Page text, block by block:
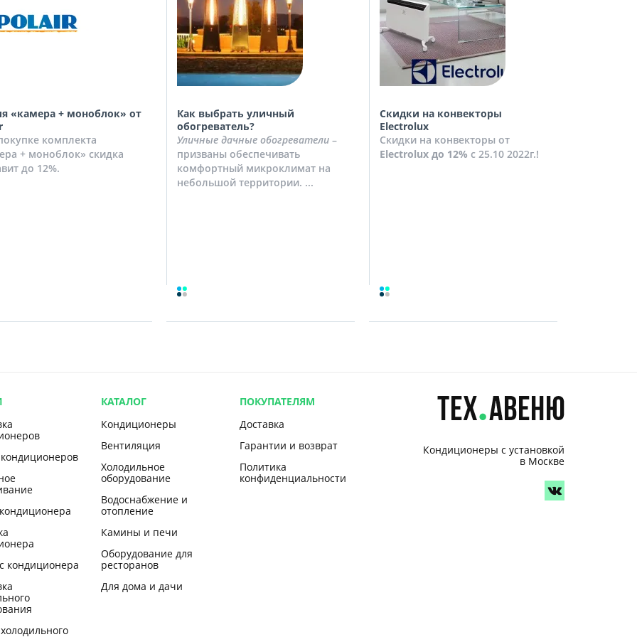
«камера + моноблок» от
комплекта
+ моноблок» скидка
до 12%.
Как выбрать уличный
обогреватель?
Уличные дачные обогреватели –
призваны обеспечивать
комфортный микроклимат на
небольшой территории. ...
Скидки на конвекторы
Electrolux
Скидки на конвекторы от
Electrolux до 12% с 25.10 2022г.!
кондиционера
КАТАЛОГ
Кондиционеры
Вентиляция
Холодильное
оборудование
Водоснабжение и
отопление
Камины и печи
Оборудование для
ресторанов
Для дома и дачи
ПОКУПАТЕЛЯМ
Доставка
Гарантии и возврат
Политика
конфиденциальности
Кондиционеры с установкой
в Москве